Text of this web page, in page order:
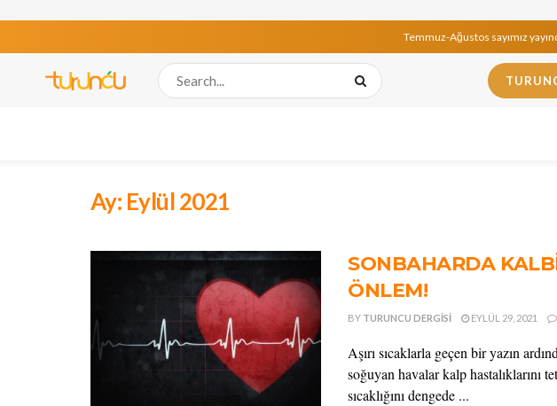
Temmuz-Ağustos sayımız
Ay: Eylül 2021
SONBAHARDA
ÖNLEM!
BY TURUNCU DERGISI EYLÜL 29, 2021
Aşırı sıcaklarla geçen bir yazın
soğuyan havalar kalp hastalıklarını
sıcaklığını dengede ...